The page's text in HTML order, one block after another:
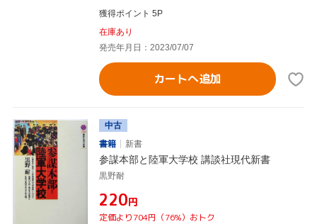
獲得ポイント 5P
在庫あり
発売年月日：2023/07/07
カートへ追加
中古
書籍
新書
参謀本部と陸軍大学校 講談社現代新書
黒野耐
¥220円
定価より704円（76%）おトク